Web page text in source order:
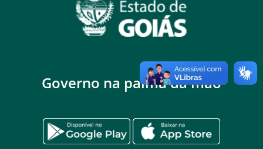
Governo na palma da mão